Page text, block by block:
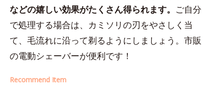
などの嬉しい効果がたくさん得られます。 ご自分
で処理する場合は、カミソリの刃をやさしく当
て、毛流れに沿って剃るようにしましょう。市販
の電動シェーバーが便利です！
Recommend Item